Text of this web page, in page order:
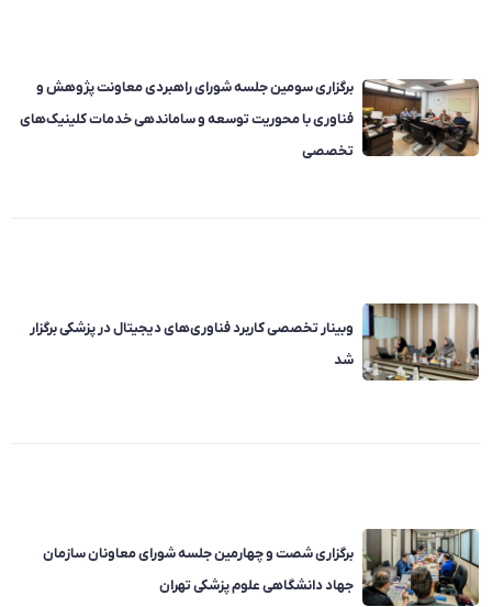
برگزاری سومین جلسه شورای راهبردی معاونت پژوهش و
فناوری با محوریت توسعه و ساماندهی خدمات کلینیک‌های
تخصصی
وبینار تخصصی کاربرد فناوری‌های دیجیتال در پزشکی برگزار
شد
برگزاری شصت و چهارمین جلسه شورای معاونان سازمان
جهاد دانشگاهی علوم پزشکی تهران